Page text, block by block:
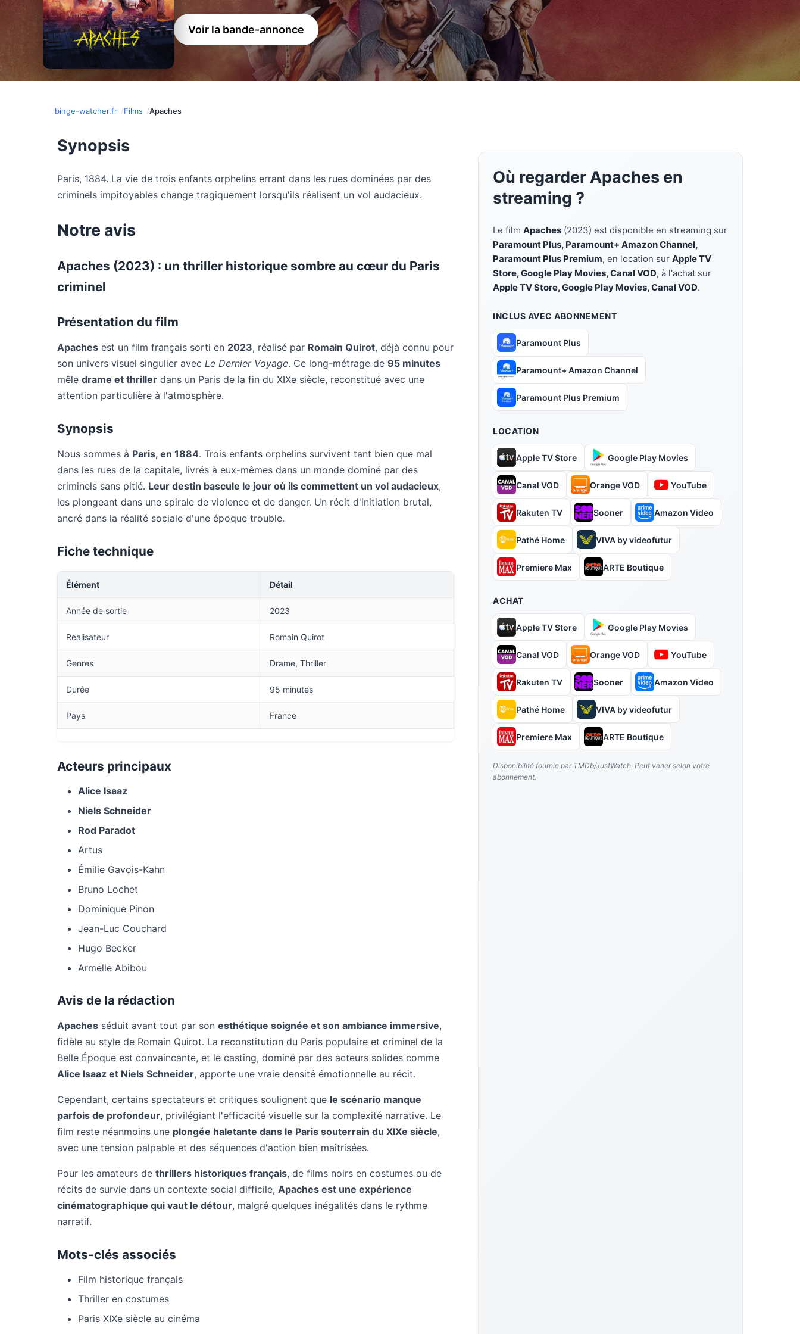
Voir la bande-annonce
binge-watcher.fr Films Apaches
Synopsis
Paris, 1884. La vie de trois enfants orphelins errant dans les rues dominées par des
criminels impitoyables change tragiquement lorsqu'ils réalisent un vol audacieux.
Notre avis
Apaches (2023) : un thriller historique sombre au cœur du Paris
criminel
Présentation du film
Apaches est un film français sorti en 2023, réalisé par Romain Quirot, déjà connu pour
son univers visuel singulier avec Le Dernier Voyage. Ce long-métrage de 95 minutes
mêle drame et thriller dans un Paris de la fin du XIXe siècle, reconstitué avec une
attention particulière à l'atmosphère.
Synopsis
Nous sommes à Paris, en 1884. Trois enfants orphelins survivent tant bien que mal
dans les rues de la capitale, livrés à eux-mêmes dans un monde dominé par des
criminels sans pitié. Leur destin bascule le jour où ils commettent un vol audacieux,
les plongeant dans une spirale de violence et de danger. Un récit d'initiation brutal,
ancré dans la réalité sociale d'une époque trouble.
Fiche technique
Élément Détail
Année de sortie 2023
Réalisateur Romain Quirot
Genres Drame, Thriller
Durée 95 minutes
Pays France
Acteurs principaux
Alice Isaaz
Niels Schneider
Rod Paradot
Artus
Émilie Gavois-Kahn
Bruno Lochet
Dominique Pinon
Jean-Luc Couchard
Hugo Becker
Armelle Abibou
Avis de la rédaction
Apaches séduit avant tout par son esthétique soignée et son ambiance immersive,
fidèle au style de Romain Quirot. La reconstitution du Paris populaire et criminel de la
Belle Époque est convaincante, et le casting, dominé par des acteurs solides comme
Alice Isaaz et Niels Schneider, apporte une vraie densité émotionnelle au récit.
Cependant, certains spectateurs et critiques soulignent que le scénario manque
parfois de profondeur, privilégiant l'efficacité visuelle sur la complexité narrative. Le
film reste néanmoins une plongée haletante dans le Paris souterrain du XIXe siècle,
avec une tension palpable et des séquences d'action bien maîtrisées.
Pour les amateurs de thrillers historiques français, de films noirs en costumes ou de
récits de survie dans un contexte social difficile, Apaches est une expérience
cinématographique qui vaut le détour, malgré quelques inégalités dans le rythme
narratif.
Mots-clés associés
Film historique français
Thriller en costumes
Paris XIXe siècle au cinéma
Où regarder Apaches en
streaming ?
Le filmApaches (2023) est disponible en streaming sur
Paramount Plus, Paramount+ Amazon Channel,
Paramount Plus Premium, en location surApple TV
Store, Google Play Movies, Canal VOD, à l'achat sur
Apple TV Store, Google Play Movies, Canal VOD.
INCLUS AVEC ABONNEMENT
Paramount Plus
Paramount+ Amazon Channel
Paramount Plus Premium
LOCATION
Apple TV Store Google Play Movies
Canal VOD Orange VOD YouTube
Rakuten TV Sooner Amazon Video
Pathé Home VIVA by videofutur
Premiere Max ARTE Boutique
ACHAT
Apple TV Store Google Play Movies
Canal VOD Orange VOD YouTube
Rakuten TV Sooner Amazon Video
Pathé Home VIVA by videofutur
Premiere Max ARTE Boutique
Disponibilité fournie par TMDb/JustWatch. Peut varier selon votre
abonnement.